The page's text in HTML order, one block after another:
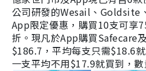
公司研發的Wesail、Goldsite
App限定優惠，購買10支可享
折。現凡於App購買Safecare
$186.7，平均每支只需$18.6
一支平均不用$17.9就買到，